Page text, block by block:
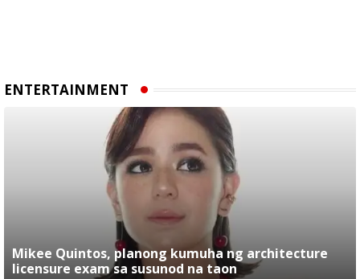
ENTERTAINMENT
Mikee Quintos, planong kumuha ng architecture
licensure exam sa susunod na taon